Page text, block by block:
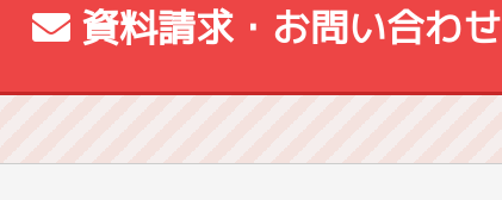
資料請求・お問い合わせ